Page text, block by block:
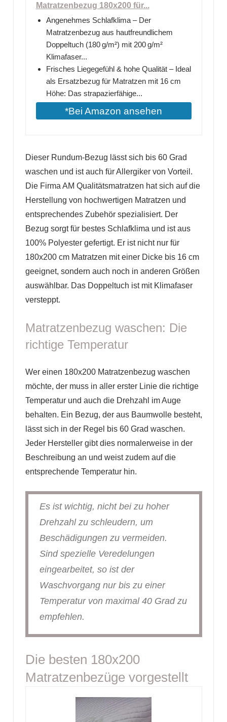
Matratzenbezug 180x200 für...
Angenehmes Schlafklima – Der
Matratzenbezug aus hautfreundlichem
Doppeltuch (180 g/m²) mit 200 g/m²
Klimafaser...
Frisches Liegegefühl & hohe Qualität – Ideal
als Ersatzbezug für Matratzen mit 16 cm
Höhe: Das strapazierfähige...
*Bei Amazon ansehen
Dieser Rundum-Bezug lässt sich bis 60 Grad
waschen und ist auch für Allergiker von Vorteil.
Die Firma AM Qualitätsmatratzen hat sich auf die
Herstellung von hochwertigen Matratzen und
entsprechendes Zubehör spezialisiert. Der
Bezug sorgt für bestes Schlafklima und ist aus
100% Polyester gefertigt. Er ist nicht nur für
180x200 cm Matratzen mit einer Dicke bis 16 cm
geeignet, sondern auch noch in anderen Größen
auswählbar. Das Doppeltuch ist mit Klimafaser
versteppt.
Matratzenbezug waschen: Die
richtige Temperatur
Wer einen 180x200 Matratzenbezug waschen
möchte, der muss in aller erster Linie die richtige
Temperatur und auch die Drehzahl im Auge
behalten. Ein Bezug, der aus Baumwolle besteht,
lässt sich in der Regel bis 60 Grad waschen.
Jeder Hersteller gibt dies normalerweise in der
Beschreibung an und weist zudem auf die
entsprechende Temperatur hin.
Es ist wichtig, nicht bei zu hoher
Drehzahl zu schleudern, um
Beschädigungen zu vermeiden.
Sind spezielle Veredelungen
eingearbeitet, so ist der
Waschvorgang nur bis zu einer
Temperatur von maximal 40 Grad zu
empfehlen.
Die besten 180x200
Matratzenbezüge vorgestellt